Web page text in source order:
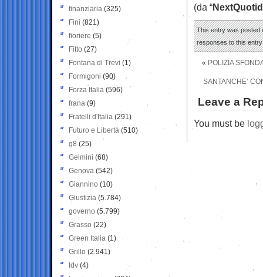
(da “
This entry was posted
responses to this
« POLIZIA
SANTANCHE’
Leave a
You must be
finanziaria (325)
Fini (821)
fioriere (5)
Fitto (27)
Fontana di Trevi (1)
Formigoni (90)
Forza Italia (596)
frana (9)
Fratelli d'Italia (291)
Futuro e Libertà (510)
g8 (25)
Gelmini (68)
Genova (542)
Giannino (10)
Giustizia (5.784)
governo (5.799)
Grasso (22)
Green Italia (1)
Grillo (2.941)
Idv (4)